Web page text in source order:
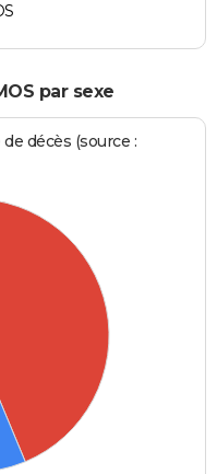
par sexe
décès (source :